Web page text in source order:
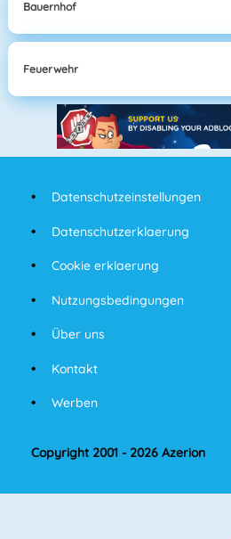
Bauernhof
Feuerwehr
Datenschutzeinstellungen
Datenschutzerklaerung
Cookie erklaerung
Nutzungsbedingungen
Über uns
Kontakt
Werben
Copyright 2001 - 2026 Azerion